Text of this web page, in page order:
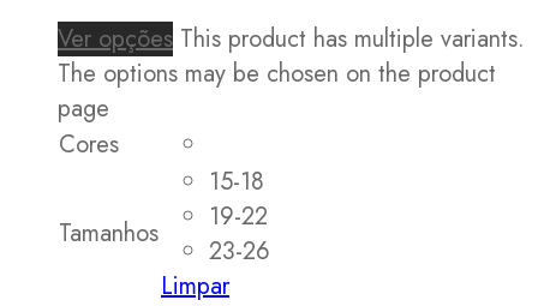
Ver opções This product has multiple variants.
The options may be chosen on the product
page
Cores
Tamanhos
15-18
19-22
23-26
Limpar